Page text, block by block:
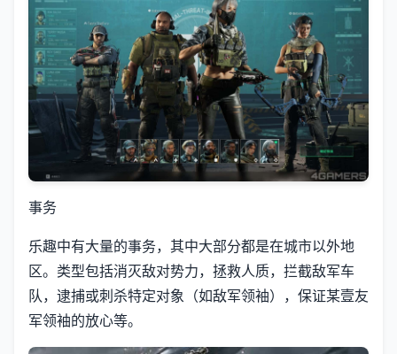
事务
乐趣中有大量的事务，其中大部分都是在城市以外地
区。类型包括消灭敌对势力，拯救人质，拦截敌军车
队，逮捕或刺杀特定对象（如敌军领袖），保证某壹友
军领袖的放心等。